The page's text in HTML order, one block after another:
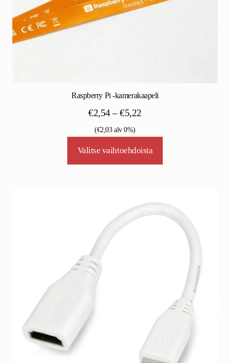
Raspberry Pi -kamerakaapeli
€2,54 – €5,22Hintaluokka:
(€2,03alv 0%)
Valitse vaihtoehdoista
tehdä
valinnat